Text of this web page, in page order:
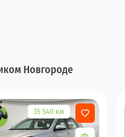
Новгороде
35 540 км